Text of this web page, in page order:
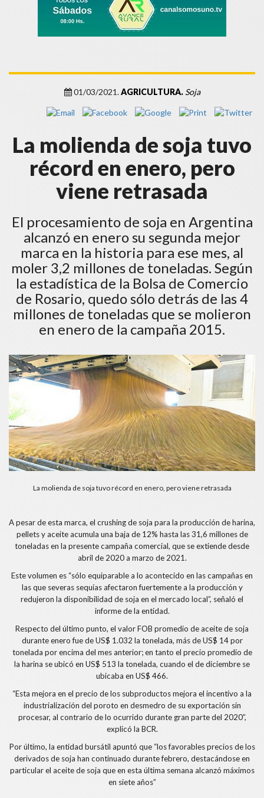
01/03/2021.AGRICULTURA. Soja
La molienda de soja tuvo
récord en enero, pero
viene retrasada
El procesamiento de soja en Argentina
alcanzó en enero su segunda mejor
marca en la historia para ese mes, al
moler 3,2 millones de toneladas. Según
la estadística de la Bolsa de Comercio
de Rosario, quedo sólo detrás de las 4
millones de toneladas que se molieron
en enero de la campaña 2015.
La molienda de soja tuvo récord en enero, pero viene retrasada
A pesar de esta marca, el crushing de soja para la producción de harina,
pellets y aceite acumula una baja de 12% hasta las 31,6 millones de
toneladas en la presente campaña comercial, que se extiende desde
abril de 2020 a marzo de 2021.
Este volumen es “sólo equiparable a lo acontecido en las campañas en
las que severas sequías afectaron fuertemente a la producción y
redujeron la disponibilidad de soja en el mercado local”, señaló el
informe de la entidad.
Respecto del último punto, el valor FOB promedio de aceite de soja
durante enero fue de US$ 1.032 la tonelada, más de US$ 14 por
tonelada por encima del mes anterior; en tanto el precio promedio de
la harina se ubicó en US$ 513 la tonelada, cuando el de diciembre se
ubicaba en US$ 466.
“Esta mejora en el precio de los subproductos mejora el incentivo a la
industrialización del poroto en desmedro de su exportación sin
procesar, al contrario de lo ocurrido durante gran parte del 2020”,
explicó la BCR.
Por último, la entidad bursátil apuntó que “los favorables precios de los
derivados de soja han continuado durante febrero, destacándose en
particular el aceite de soja que en esta última semana alcanzó máximos
en siete años”